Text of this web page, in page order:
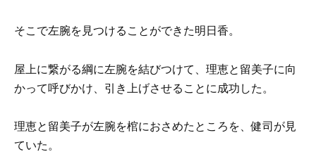
そこで左腕を見つけることができた明日香。
屋上に繋がる綱に左腕を結びつけて、理恵と留美子に向
かって呼びかけ、引き上げさせることに成功した。
理恵と留美子が左腕を棺におさめたところを、健司が見
ていた。